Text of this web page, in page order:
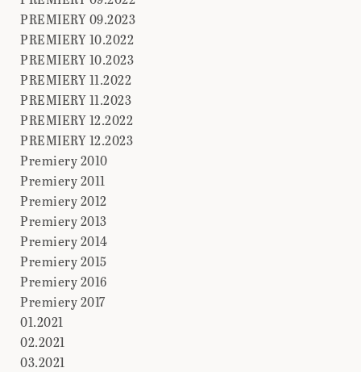
PREMIERY 09.2023
PREMIERY 10.2022
PREMIERY 10.2023
PREMIERY 11.2022
PREMIERY 11.2023
PREMIERY 12.2022
PREMIERY 12.2023
Premiery 2010
Premiery 2011
Premiery 2012
Premiery 2013
Premiery 2014
Premiery 2015
Premiery 2016
Premiery 2017
01.2021
02.2021
03.2021